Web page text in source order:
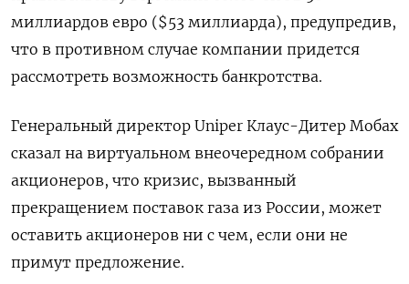
миллиардов евро ($53 миллиарда), предупредив,
что в противном случае компании придется
рассмотреть возможность банкротства.
Генеральный директор Uniper Клаус-Дитер Мобах
сказал на виртуальном внеочередном собрании
акционеров, что кризис, вызванный
прекращением поставок газа из России, может
оставить акционеров ни с чем, если они не
примут предложение.